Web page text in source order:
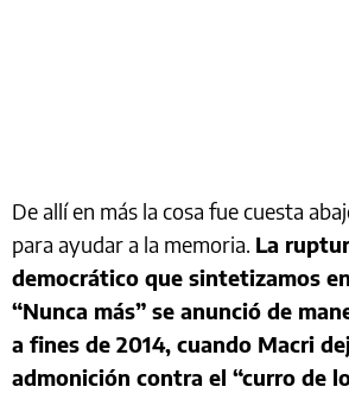
De allí en más la cosa fue cuesta
para ayudar a la memoria. La
democrático que sintetizamos
“Nunca más” se anunció de
a fines de 2014, cuando Macri
admonición contra el “curro de